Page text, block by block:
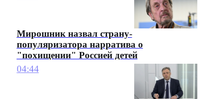
Мирошник назвал страну-
популяризатора нарратива о
"похищении" Россией детей
04:44